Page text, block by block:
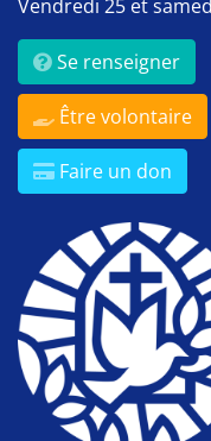
Vendredi 25 et
Se renseigner
Être volontaire
Faire un don